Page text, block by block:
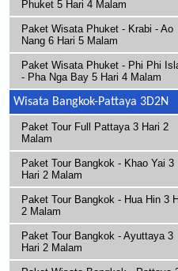
Phuket 5 Hari 4 Malam
Paket Wisata Phuket - Krabi - Ao
Nang 6 Hari 5 Malam
Paket Wisata Phuket - Phi Phi
- Pha Nga Bay 5 Hari 4 Malam
Wisata Bangkok-Pattaya 3D2N
Paket Tour Full Pattaya 3 Hari 2
Malam
Paket Tour Bangkok - Khao Yai 3
Hari 2 Malam
Paket Tour Bangkok - Hua Hin 3
2 Malam
Paket Tour Bangkok - Ayuttaya 3
Hari 2 Malam